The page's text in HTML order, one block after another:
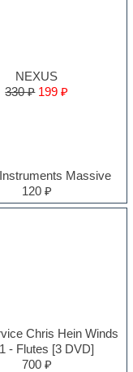
NEXUS
330 ₽ 199 ₽
Massive
120 ₽
Chris Hein Winds
- Flutes [3 DVD]
700 ₽